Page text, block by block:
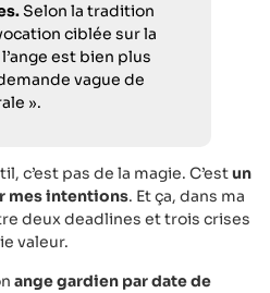
Selon la tradition
ciblée sur la
est bien plus
vague de
».
c’est pas de la magie. C’estun
mes intentions. Et ça, dans ma
deux deadlines et trois crises
valeur.
ange gardien par date de